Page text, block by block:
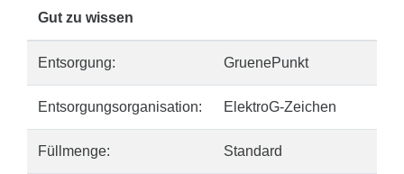
Gut zu wissen
Entsorgung: GruenePunkt
Entsorgungsorganisation: ElektroG-Zeichen
Füllmenge: Standard